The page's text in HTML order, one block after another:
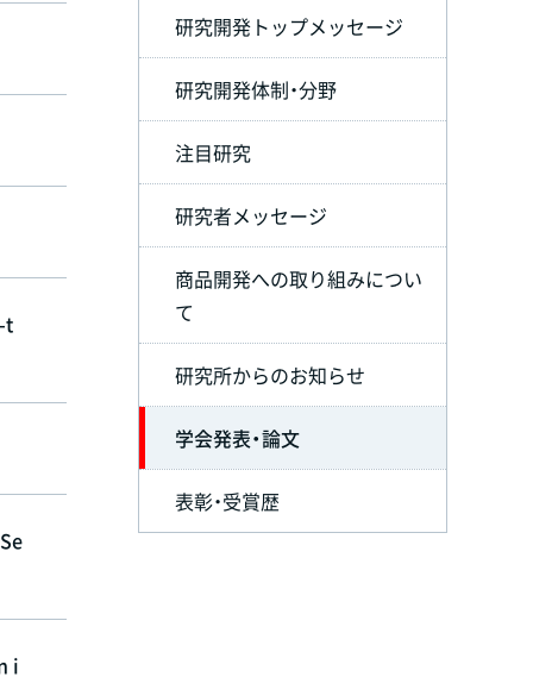
t
i
研究開発トップメッセージ
研究開発体制・分野
注目研究
研究者メッセージ
商品開発への取り組みについ
て
研究所からのお知らせ
学会発表・論文
表彰・受賞歴